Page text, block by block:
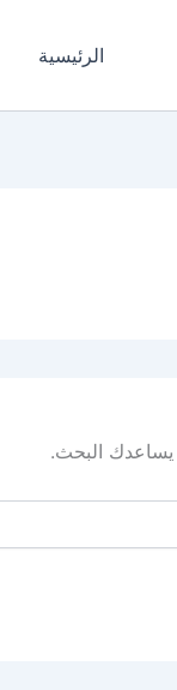
الرئيسية
يساعدك البحث.